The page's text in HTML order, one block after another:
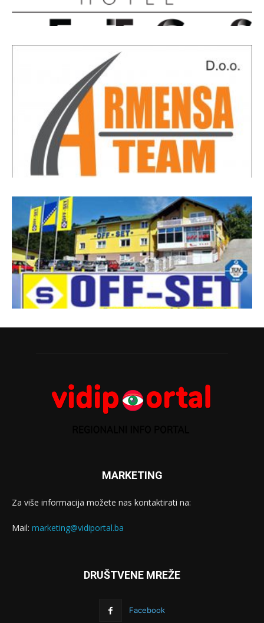
MARKETING
Za više informacija možete nas kontaktirati na:
Mail: marketing@vidiportal.ba
DRUŠTVENE MREŽE
Facebook